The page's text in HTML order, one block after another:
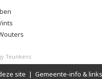
Teunkens
site | Gemeente-info & links